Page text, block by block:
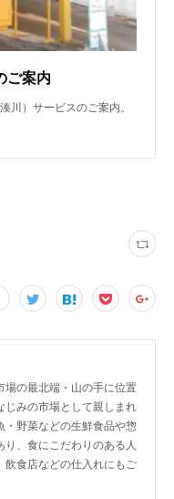
ご案内
川）サービスのご案内。
場の最北端・山の手に位置
じみの市場として親しまれ
野菜などの生鮮食品や惣
、食にこだわりのある人
飲食店などの仕入れにもご